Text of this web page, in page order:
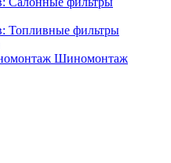
Шиномонтаж